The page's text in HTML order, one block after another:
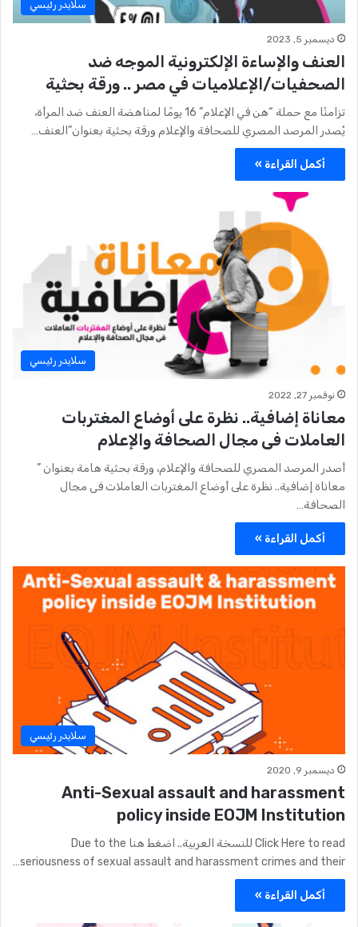
سلايدر رئيسي
ديسمبر 5, 2023
العنف والإساءة الإلكترونية الموجه ضد
الصحفيات/الإعلاميات في مصر .. ورقة بحثية
تزامنًا مع حملة “هن في الإعلام” 16 يومًا لمناهضة العنف ضد المرأة،
يُصدر المرصد المصري للصحافة والإعلام ورقة بحثية بعنوان”العنف…
أكمل القراءة »
سلايدر رئيسي
نوفمبر 27, 2022
معاناة إضافية.. نظرة على أوضاع المغتربات
العاملات فى مجال الصحافة والإعلام
أصدر المرصد المصري للصحافة والإعلام، ورقة بحثية هامة بعنوان ”
معاناة إضافية.. نظرة على أوضاع المغتربات العاملات فى مجال
الصحافة…
أكمل القراءة »
سلايدر رئيسي
ديسمبر 9, 2020
Anti-Sexual assault and harassment
policy inside EOJM Institution
Click Here to read للنسخة العربية.. اضغط هنا Due to the
seriousness of sexual assault and harassment crimes and their…
أكمل القراءة »